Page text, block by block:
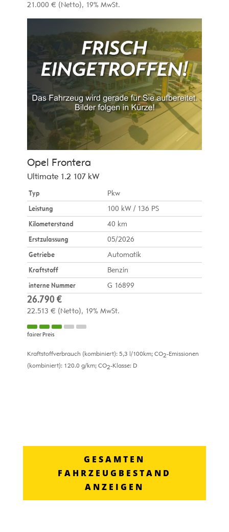
21.000 € (Netto) 19% MwSt.
Opel Frontera
Ultimate 1.2 107 kW
Typ
Pkw
Leistung
100 kW / 136 PS
Kilometerstand
40 km
Erstzulassung
05/2026
Getriebe
Automatik
Kraftstoff
Benzin
interne Nummer
G 16899
26.790 €
22.513 € (Netto) 19% MwSt.
fairer Preis
Kraftstoffverbrauch (kombiniert): 5,3 l/100km; CO2-Emissionen
(kombiniert): 120.0 g/km; CO2-Klasse: D
GESAMTEN
FAHRZEUGBESTAND
ANZEIGEN